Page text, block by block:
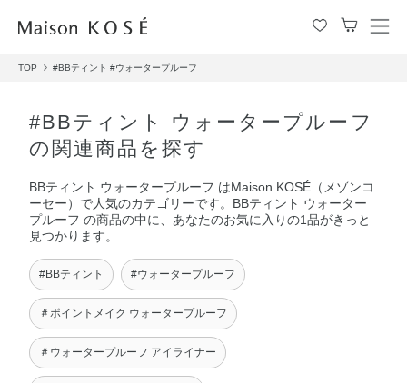
メ
TOP #BBティント #ウォータープルーフ
#BBティント ウォータープルーフ
の関連商品を探す
BBティント ウォータープルーフ はMaison KOSÉ（メゾンコ
ーセー）で人気のカテゴリーです。BBティント ウォーター
プルーフ の商品の中に、あなたのお気に入りの1品がきっと
見つかります。
#BBティント #ウォータープルーフ
＃ポイントメイク ウォータープルーフ
＃ウォータープルーフ アイライナー